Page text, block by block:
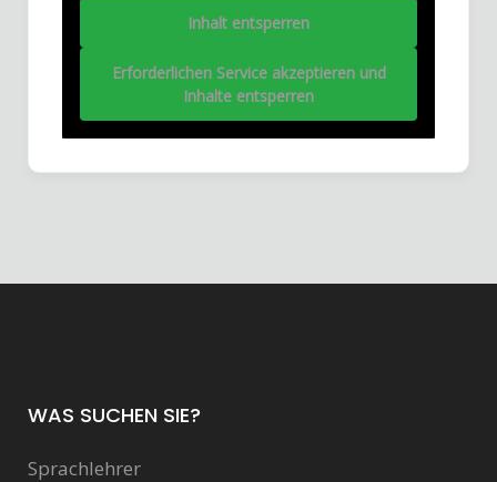
Inhalt entsperren
Erforderlichen Service akzeptieren und
Inhalte entsperren
WAS SUCHEN SIE?
Sprachlehrer